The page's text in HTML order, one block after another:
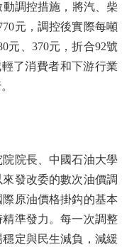
調控措施，將汽、柴
元，調控後實際每噸
元、370元，折合92號
了消費者和下游行業
院長、中國石油大學
來發改委的數次油價調
原油價格掛鈎的基本
準發力。每一次調整
定與民生減負，減緩